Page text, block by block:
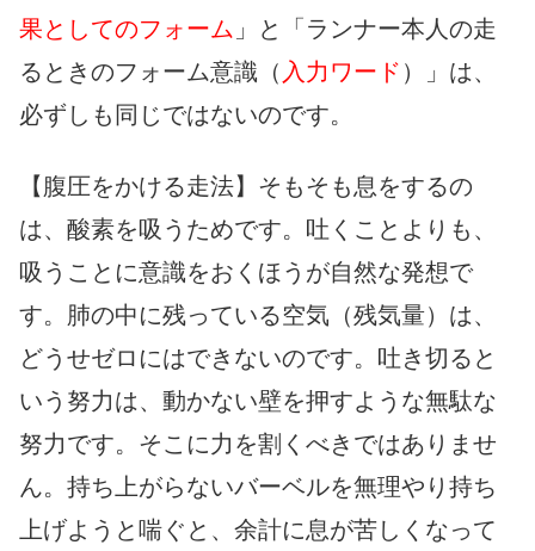
果としてのフォーム 」と「ランナー本人の走
るときのフォーム意識（ 入力ワード ）」は、
必ずしも同じではないのです。
【腹圧をかける走法】そもそも息をするの
は、酸素を吸うためです。吐くことよりも、
吸うことに意識をおくほうが自然な発想で
す。肺の中に残っている空気（残気量）は、
どうせゼロにはできないのです。吐き切ると
いう努力は、動かない壁を押すような無駄な
努力です。そこに力を割くべきではありませ
ん。持ち上がらないバーベルを無理やり持ち
上げようと喘ぐと、余計に息が苦しくなって